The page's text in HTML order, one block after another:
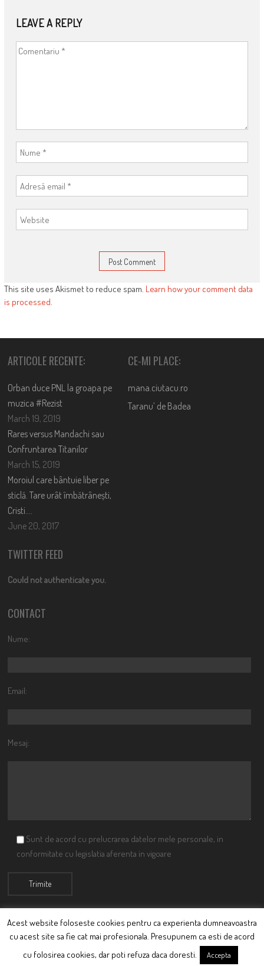
LEAVE A REPLY
This site uses Akismet to reduce spam. Learn how your comment data
is processed.
ARTICOLE RECENTE:
Orban duce PNL la groapa pe
muzica #Rezist
March 19, 2019
Rares versus Mandachi sau
Confruntarea Titanilor
March 15, 2019
Moroiul care bântuie liber pe
sticlă. Tare urât îmbătrânești,
Cristi….
June 20, 2017
CE-MI PLACE:
mana.ciutacu.ro
Taranu’ de Badea
TWITTER FEED
Could not authenticate you.
CONTACT
Nume:
Email:
Mesaj:
Sunt de acord cu prelucrarea datelor mele personale, in
conformitate cu legislatia aferenta in vigoare
© Ciutacu 2015 Parte a Imperiului Ciutacesc.
Acest website foloseste cookies pentru ca experienta dumneavoastra
cu acest site sa fie cat mai profesionala. Presupunem ca esti de acord
cu folosirea cookies, dar poti refuza daca doresti.
Accepta